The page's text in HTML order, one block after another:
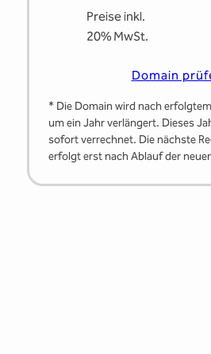
Preise inkl.
20% MwSt.
Domain
* Die Domain wird nach
um ein Jahr verlängert. Dieses
sofort verrechnet. Die nächste
erfolgt erst nach Ablauf der